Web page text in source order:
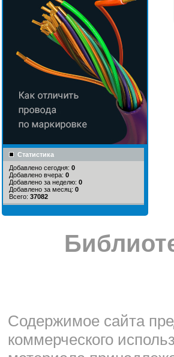
Статистика
Добавлено сегодня: 0
Добавлено вчера: 0
Добавлено за неделю: 0
Добавлено за месяц: 0
Всего: 37082
Cодержимое сайта
коммерческого